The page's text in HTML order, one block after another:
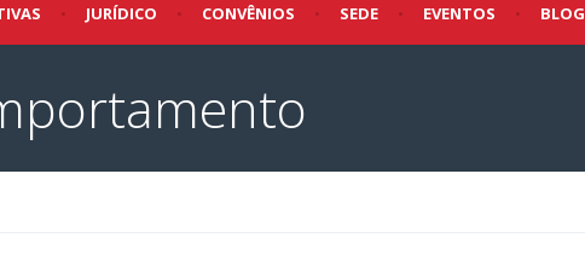
• JURÍDICO • CONVÊNIOS • SEDE • EVENTOS • BLOG